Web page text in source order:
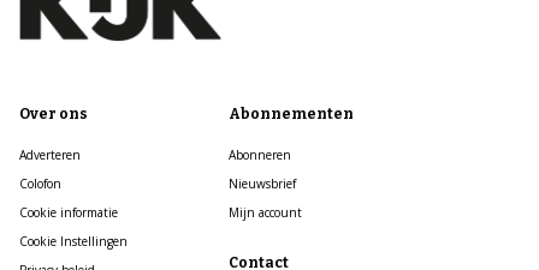
Over ons
Adverteren
Colofon
Cookie informatie
Cookie Instellingen
Abonnementen
Abonneren
Nieuwsbrief
Mijn account
Contact